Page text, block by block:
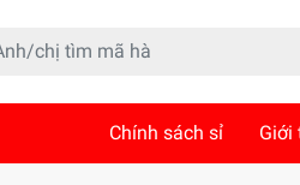
Chính sách sỉ Giới